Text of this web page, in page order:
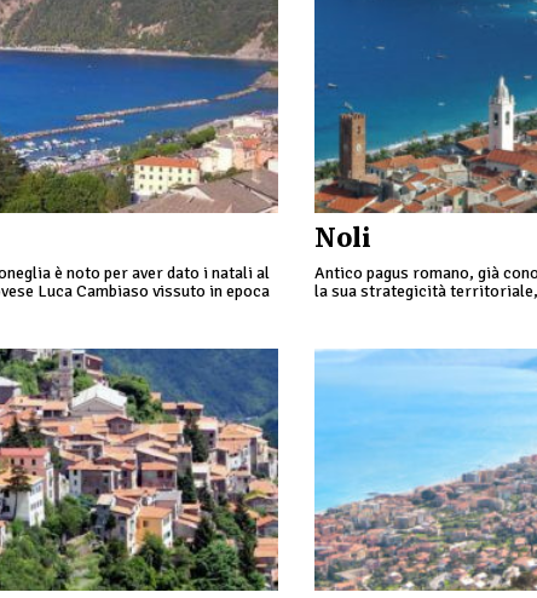
è noto per aver dato i natali al
Luca Cambiaso vissuto in epoca
Noli
Antico pagus romano, già
la sua strategicità